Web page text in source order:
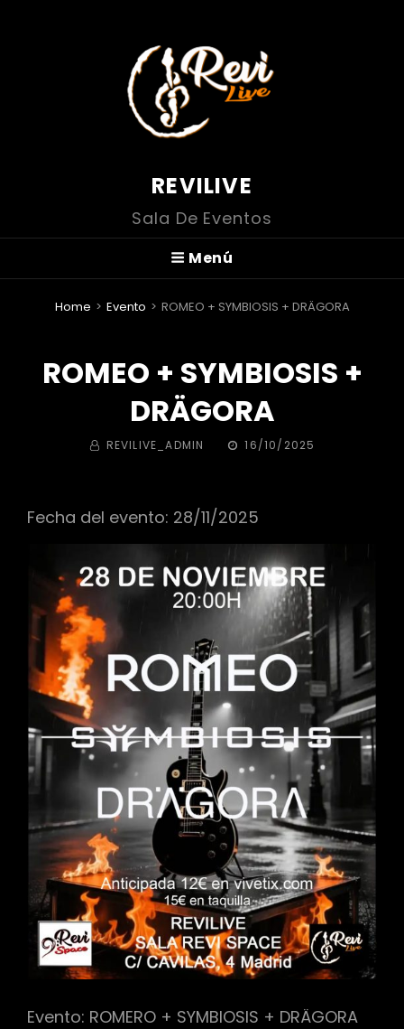
REVILIVE
Sala De Eventos
Menú
Home > Evento > ROMEO + SYMBIOSIS + DRÄGORA
ROMEO + SYMBIOSIS +
DRÄGORA
BY REVILIVE_ADMIN
PUBLICADA
16/10/2025
Fecha del evento: 28/11/2025
Evento: ROMERO + SYMBIOSIS + DRÄGORA